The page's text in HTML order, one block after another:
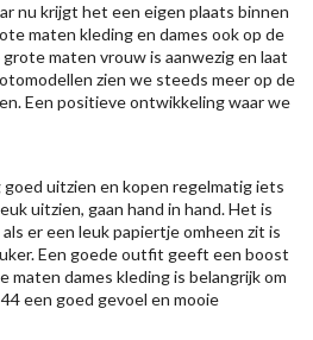
nu krijgt het een eigen plaats binnen
maten kleding en dames ook op de
maten vrouw is aanwezig en laat
zien we steeds meer op de
Een positieve ontwikkeling waar we
uitzien en kopen regelmatig iets
uitzien, gaan hand in hand. Het is
er een leuk papiertje omheen zit is
Een goede outfit geeft een boost
maten dames kleding is belangrijk om
een goed gevoel en mooie